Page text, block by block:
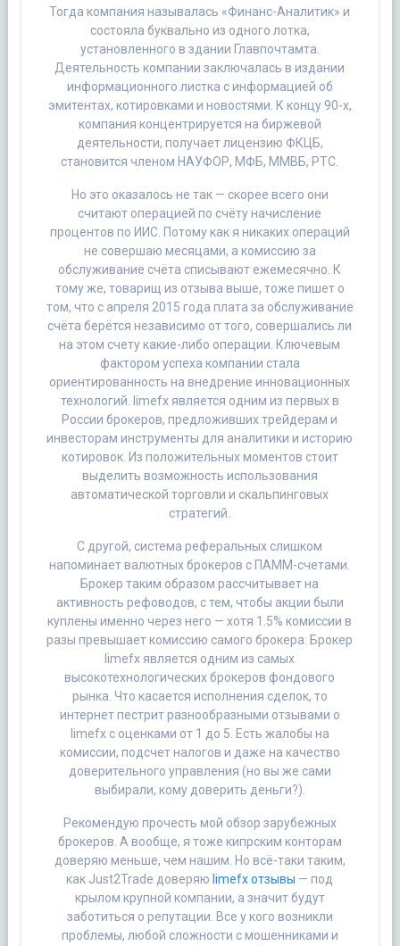
Тогда компания называлась «Финанс-Аналитик» и
состояла буквально из одного лотка,
установленного в здании Главпочтамта.
Деятельность компании заключалась в издании
информационного листка с информацией об
эмитентах, котировками и новостями. К концу 90-х,
компания концентрируется на биржевой
деятельности, получает лицензию ФКЦБ,
становится членом НАУФОР, МФБ, ММВБ, РТС.
Но это оказалось не так — скорее всего они
считают операцией по счёту начисление
процентов по ИИС. Потому как я никаких операций
не совершаю месяцами, а комиссию за
обслуживание счёта списывают ежемесячно. К
тому же, товарищ из отзыва выше, тоже пишет о
том, что с апреля 2015 года плата за обслуживание
счёта берётся независимо от того, совершались ли
на этом счету какие-либо операции. Ключевым
фактором успеха компании стала
ориентированность на внедрение инновационных
технологий. limefx является одним из первых в
России брокеров, предложивших трейдерам и
инвесторам инструменты для аналитики и историю
котировок. Из положительных моментов стоит
выделить возможность использования
автоматической торговли и скальпинговых
стратегий.
С другой, система реферальных слишком
напоминает валютных брокеров с ПАММ-счетами.
Брокер таким образом рассчитывает на
активность рефоводов, с тем, чтобы акции были
куплены именно через него — хотя 1.5% комиссии в
разы превышает комиссию самого брокера. Брокер
limefx является одним из самых
высокотехнологических брокеров фондового
рынка. Что касается исполнения сделок, то
интернет пестрит разнообразными отзывами о
limefx с оценками от 1 до 5. Есть жалобы на
комиссии, подсчет налогов и даже на качество
доверительного управления (но вы же сами
выбирали, кому доверить деньги?).
Рекомендую прочесть мой обзор зарубежных
брокеров. А вообще, я тоже кипрским конторам
доверяю меньше, чем нашим. Но всё-таки таким,
как Just2Trade доверяю limefx отзывы — под
крылом крупной компании, а значит будут
заботиться о репутации. Bсе у кого возникли
проблемы, любой сложности с мошенниками и